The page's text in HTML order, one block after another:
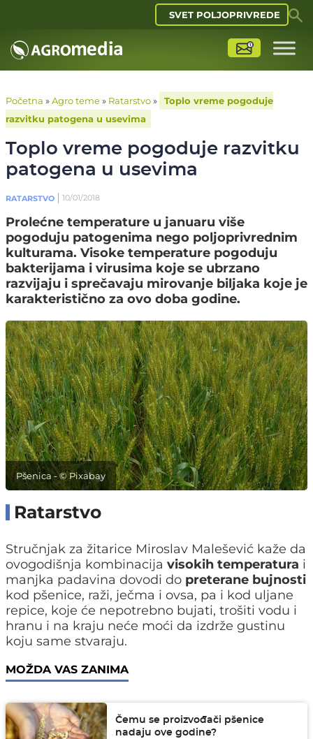
SVET POLJOPRIVREDE
Početna »Agro teme» Ratarstvo»
Toplo vreme pogoduje
razvitku patogena u usevima
Toplo vreme pogoduje razvitku
patogena u usevima
RATARSTVO 10/01/2018
Prolećne temperature u januaru više
pogoduju patogenima nego poljoprivrednim
kulturama. Visoke temperature pogoduju
bakterijama i virusima koje se ubrzano
razvijaju i sprečavaju mirovanje biljaka koje je
karakteristično za ovo doba godine.
Pšenica - © Pixabay
Ratarstvo
Stručnjak za žitarice Miroslav Malešević kaže da
ovogodišnja kombinacija visokih temperatura i
manjka padavina dovodi do preterane bujnosti
kod pšenice, raži, ječma i ovsa, pa i kod uljane
repice, koje će nepotrebno bujati, trošiti vodu i
hranu i na kraju neće moći da izdrže gustinu
koju same stvaraju.
MOŽDA VAS ZANIMA
Čemu se proizvođači pšenice
nadaju ove godine?